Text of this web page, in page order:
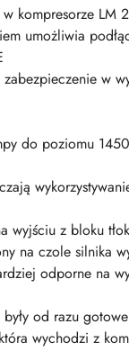
kompresorze
umożliwia
w
do poziomu
wyjściu z bloku
na czole silnika
odporne na
od razu
wychodzi z